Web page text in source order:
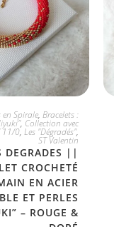
en Spirale, Bracelets :
, Collection avec
11/0, Les "Dégradés",
ST Valentin
DEGRADES ||
CROCHETÉ
EN ACIER
ET PERLES
– ROUGE &